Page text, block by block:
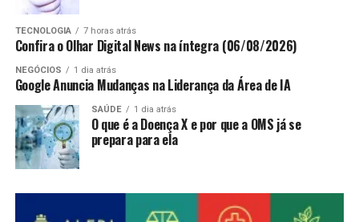
TECNOLOGIA 7 horas atrás
Confira o Olhar Digital News na íntegra (06/08/2026)
NEGÓCIOS 1 dia atrás
Google Anuncia Mudanças na Liderança da Área de IA
SAÚDE 1 dia atrás
O que é a Doença X e por que a OMS já se
prepara para ela